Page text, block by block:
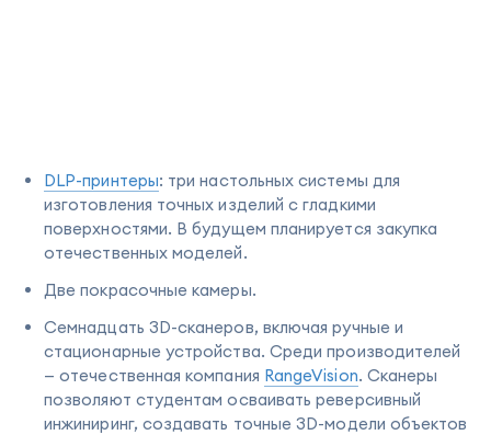
DLP-принтеры: три настольных системы для
изготовления точных изделий с гладкими
поверхностями. В будущем планируется закупка
отечественных моделей.
Две покрасочные камеры.
Семнадцать 3D-сканеров, включая ручные и
стационарные устройства. Среди производителей
— отечественная компания RangeVision. Сканеры
позволяют студентам осваивать реверсивный
инжиниринг, создавать точные 3D-модели объектов